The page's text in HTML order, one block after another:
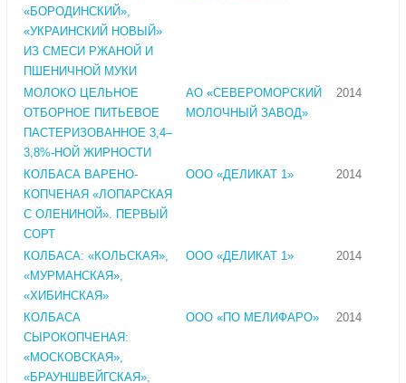
«БОРОДИНСКИЙ»,
«УКРАИНСКИЙ НОВЫЙ»
ИЗ СМЕСИ РЖАНОЙ И
ПШЕНИЧНОЙ МУКИ
МОЛОКО ЦЕЛЬНОЕ
ОТБОРНОЕ ПИТЬЕВОЕ
ПАСТЕРИЗОВАННОЕ 3,4–
3,8%-НОЙ ЖИРНОСТИ
АО «СЕВЕРОМОРСКИЙ
МОЛОЧНЫЙ ЗАВОД»
2014
КОЛБАСА ВАРЕНО-
КОПЧЕНАЯ «ЛОПАРСКАЯ
С ОЛЕНИНОЙ». ПЕРВЫЙ
СОРТ
ООО «ДЕЛИКАТ 1» 2014
КОЛБАСА: «КОЛЬСКАЯ»,
«МУРМАНСКАЯ»,
«ХИБИНСКАЯ»
ООО «ДЕЛИКАТ 1» 2014
КОЛБАСА
СЫРОКОПЧЕНАЯ:
«МОСКОВСКАЯ»,
«БРАУНШВЕЙГСКАЯ»,
ООО «ПО МЕЛИФАРО» 2014